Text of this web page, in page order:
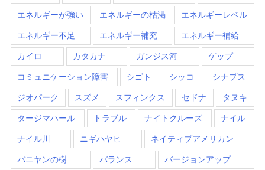
エネルギーが強い エネルギーの枯渇 エネルギーレベル
エネルギー不足 エネルギー補充 エネルギー補給
カイロ カタカナ ガンジス河 ゲップ
コミュニケーション障害 シゴト シッコ シナプス
ジオパーク スズメ スフィンクス セドナ タヌキ
タージマハール トラブル ナイトクルーズ ナイル
ナイル川 ニギハヤヒ ネイティブアメリカン
バニヤンの樹 バランス バージョンアップ